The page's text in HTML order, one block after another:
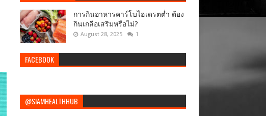
การกินอาหารคาร์โบไฮเดรตต่ำ ต้อง
กินเกลือเสริมหรือไม่?
August 28, 2025 1
FACEBOOK
@SIAMHEALTHHUB